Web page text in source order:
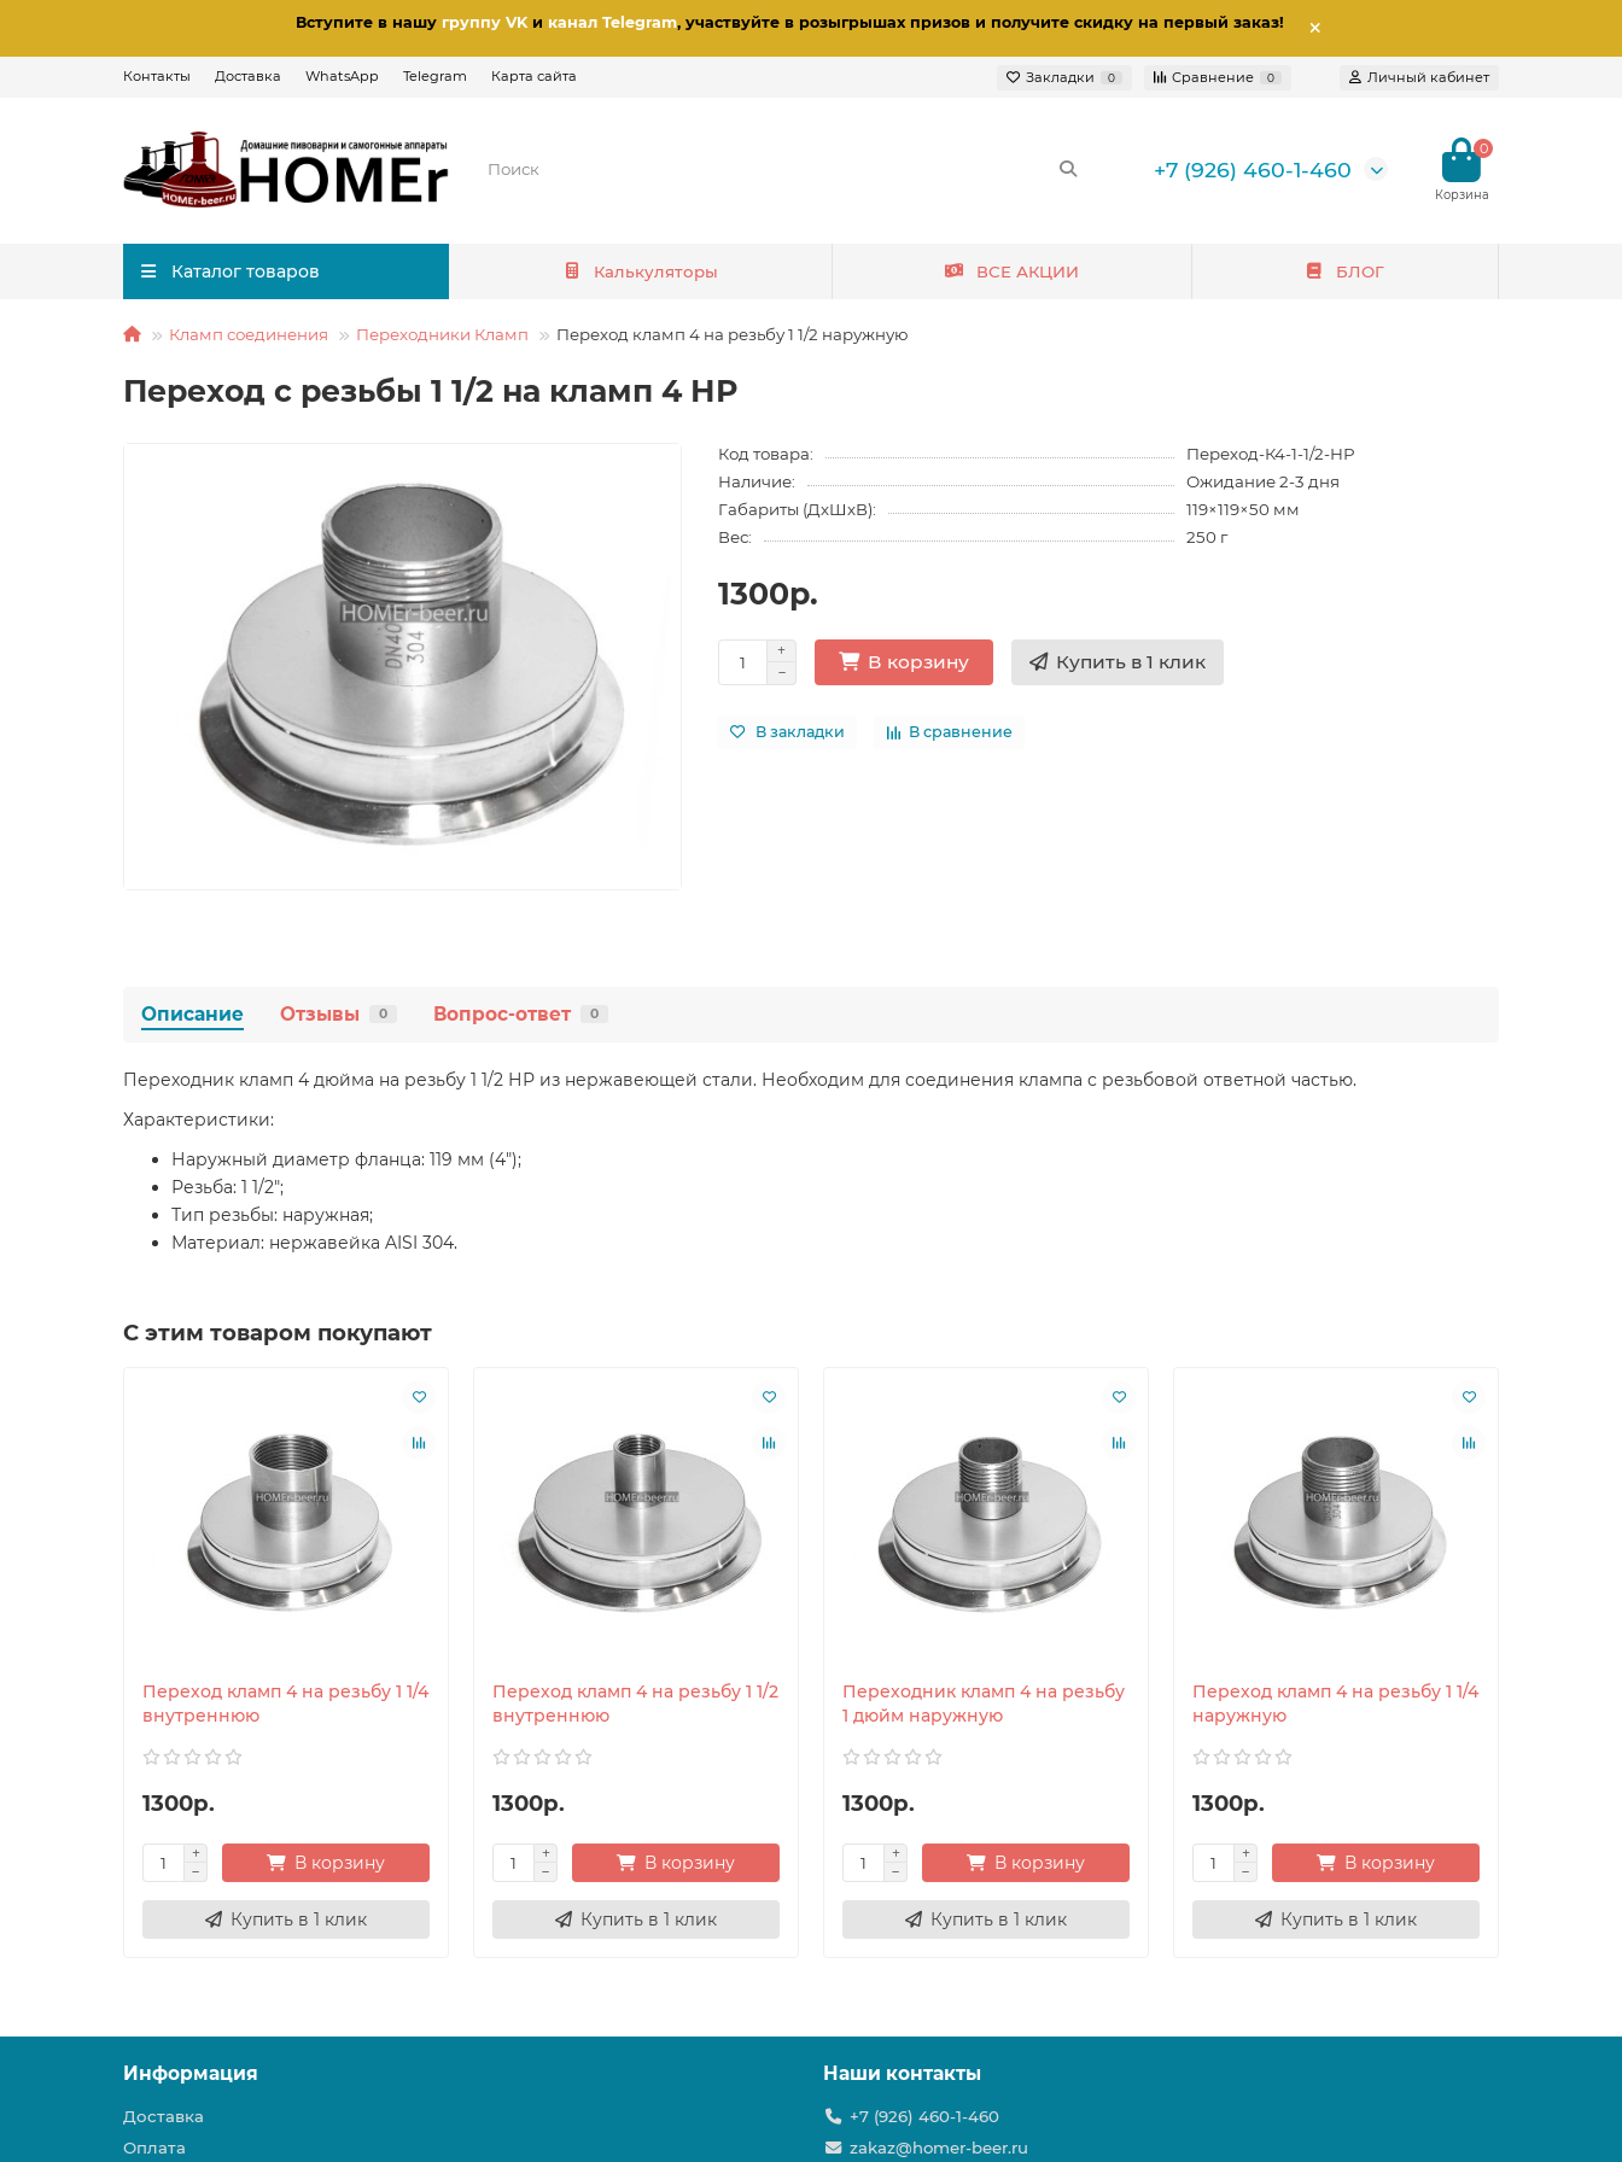
Вступите в нашу группу VKи канал Telegram, участвуйте в розыгрышах призов и получите скидку на первый заказ!
Контакты Доставка WhatsApp Telegram Карта сайта Закладки 0 Сравнение 0 Личный кабинет
+7 (926) 460-1-460
0
Каталог товаров Калькуляторы ВСЕ АКЦИИ БЛОГ
Кламп соединения Переходники Кламп Переход кламп 4 на резьбу 1 1/2 наружную
Переход с резьбы 1 1/2 на кламп 4 НР
Код товара:
Переход-К4-1-1/2-НР
Наличие:
Ожидание 2-3 дня
Габариты (ДхШхВ):
119×119×50 мм
Вес:
250 г
1300р.
В корзину Купить в 1 клик
В закладки В сравнение
Описание Отзывы 0 Вопрос-ответ 0
Переходник кламп 4 дюйма на резьбу 1 1/2 НР из нержавеющей стали. Необходим для соединения клампа с резьбовой ответной частью.
Характеристики:
Наружный диаметр фланца: 119 мм (4");
Резьба: 1 1/2";
Тип резьбы: наружная;
Материал: нержавейка AISI 304.
С этим товаром покупают
Переход кламп 4 на резьбу 1 1/4
внутреннюю
1300р.
В корзину
Купить в 1 клик
Переход кламп 4 на резьбу 1 1/2
внутреннюю
1300р.
В корзину
Купить в 1 клик
Переходник кламп 4 на резьбу
1 дюйм наружную
1300р.
В корзину
Купить в 1 клик
Переход кламп 4 на резьбу 1 1/4
наружную
1300р.
В корзину
Купить в 1 клик
Информация
Доставка
Оплата
Наши контакты
+7 (926) 460-1-460
zakaz@homer-beer.ru